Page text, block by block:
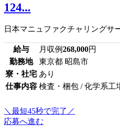
124...
日本マニュファクチャリングサ
給与 月収例268,000円
勤務地
東京都 昭島市
寮・社宅 あり
仕事内容 検査・梱包 / 化学系工
＼最短45秒で完了／
応募へ進む